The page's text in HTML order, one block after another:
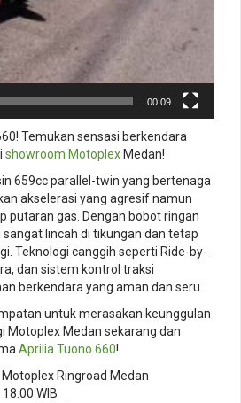
00:09
Temukan sensasi berkendara
showroom Motoplex Medan!
659cc parallel-twin yang bertenaga
akselerasi yang agresif namun
putaran gas. Dengan bobot ringan
sangat lincah di tikungan dan tetap
Teknologi canggih seperti Ride-by-
dan sistem kontrol traksi
berkendara yang aman dan seru.
untuk merasakan keunggulan
Motoplex Medan sekarang dan
Aprilia Tuono 660!
Ringroad Medan
WIB